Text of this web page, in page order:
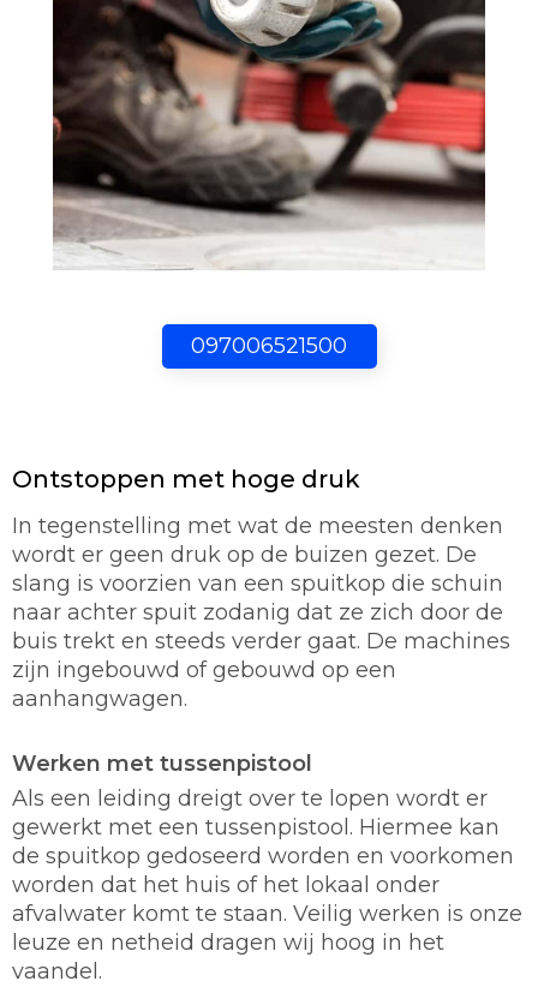
097006521500
Ontstoppen met hoge druk
In tegenstelling met wat de meesten denken
wordt er geen druk op de buizen gezet. De
slang is voorzien van een spuitkop die schuin
naar achter spuit zodanig dat ze zich door de
buis trekt en steeds verder gaat. De machines
zijn ingebouwd of gebouwd op een
aanhangwagen.
Werken met tussenpistool
Als een leiding dreigt over te lopen wordt er
gewerkt met een tussenpistool. Hiermee kan
de spuitkop gedoseerd worden en voorkomen
worden dat het huis of het lokaal onder
afvalwater komt te staan. Veilig werken is onze
leuze en netheid dragen wij hoog in het
vaandel.